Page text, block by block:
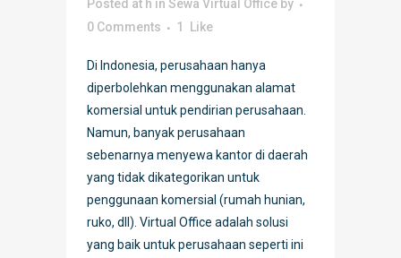
Posted at h in Sewa Virtual Office by
0 Comments
1 Like
Di Indonesia, perusahaan hanya
diperbolehkan menggunakan alamat
komersial untuk pendirian perusahaan.
Namun, banyak perusahaan
sebenarnya menyewa kantor di daerah
yang tidak dikategorikan untuk
penggunaan komersial (rumah hunian,
ruko, dll). Virtual Office adalah solusi
yang baik untuk perusahaan seperti ini